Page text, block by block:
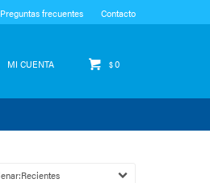
$0
Preguntas frecuentes Contacto
Recientes